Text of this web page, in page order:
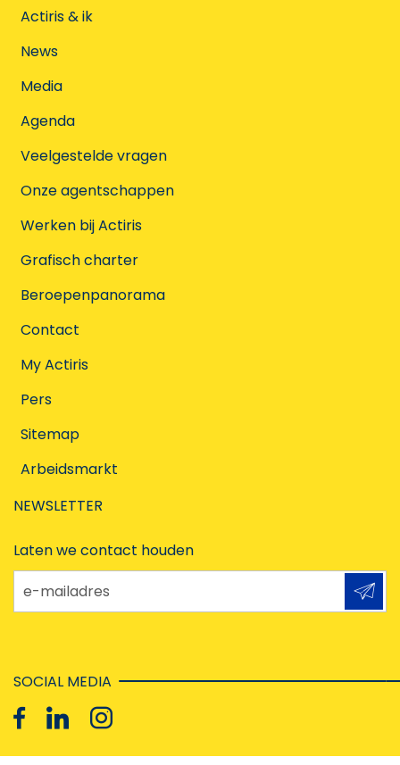
Actiris & ik
News
Media
Agenda
Veelgestelde vragen
Onze agentschappen
Werken bij Actiris
Grafisch charter
Beroepenpanorama
Contact
My Actiris
Pers
Sitemap
Arbeidsmarkt
NEWSLETTER
Laten we contact houden
e-mailadres
SOCIAL MEDIA